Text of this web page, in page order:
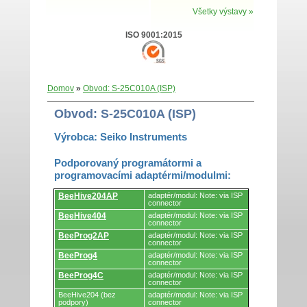
Všetky výstavy »
ISO 9001:2015
Domov » Obvod: S-25C010A (ISP)
Obvod: S-25C010A (ISP)
Výrobca: Seiko Instruments
Podporovaný programátormi a
programovacími adaptérmi/modulmi:
Podporovaný
programátormi
a
programovacími
BeeHive204AP
adaptér/modul: Note: via ISP
connector
BeeHive404
adaptér/modul: Note: via ISP
connector
BeeProg2AP
adaptér/modul: Note: via ISP
connector
BeeProg4
adaptér/modul: Note: via ISP
connector
BeeProg4C
adaptér/modul: Note: via ISP
connector
BeeHive204 (bez
podpory)
adaptér/modul: Note: via ISP
connector